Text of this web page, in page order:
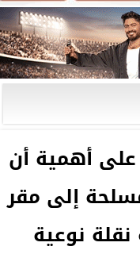
أهمية أن
إلى مقر
نقلة نوعية